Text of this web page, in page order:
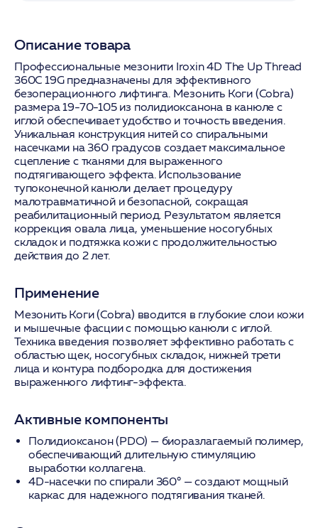
Описание товара
Профессиональные мезонити Iroxin 4D The Up Thread
360C 19G предназначены для эффективного
безоперационного лифтинга. Мезонить Коги (Cobra)
размера 19-70-105 из полидиоксанона в канюле с
иглой обеспечивает удобство и точность введения.
Уникальная конструкция нитей со спиральными
насечками на 360 градусов создает максимальное
сцепление с тканями для выраженного
подтягивающего эффекта. Использование
тупоконечной канюли делает процедуру
малотравматичной и безопасной, сокращая
реабилитационный период. Результатом является
коррекция овала лица, уменьшение носогубных
складок и подтяжка кожи с продолжительностью
действия до 2 лет.
Применение
Мезонить Коги (Cobra) вводится в глубокие слои кожи
и мышечные фасции с помощью канюли с иглой.
Техника введения позволяет эффективно работать с
областью щек, носогубных складок, нижней трети
лица и контура подбородка для достижения
выраженного лифтинг-эффекта.
Активные компоненты
Полидиоксанон (PDO) — биоразлагаемый полимер,
обеспечивающий длительную стимуляцию
выработки коллагена.
4D-насечки по спирали 360°— создают мощный
каркас для надежного подтягивания тканей.